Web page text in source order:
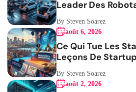
Leader Des
By Steven Soarez
août 6, 2026
Ce Qui Tue Les
Leçons De
By Steven Soarez
août 2, 2026